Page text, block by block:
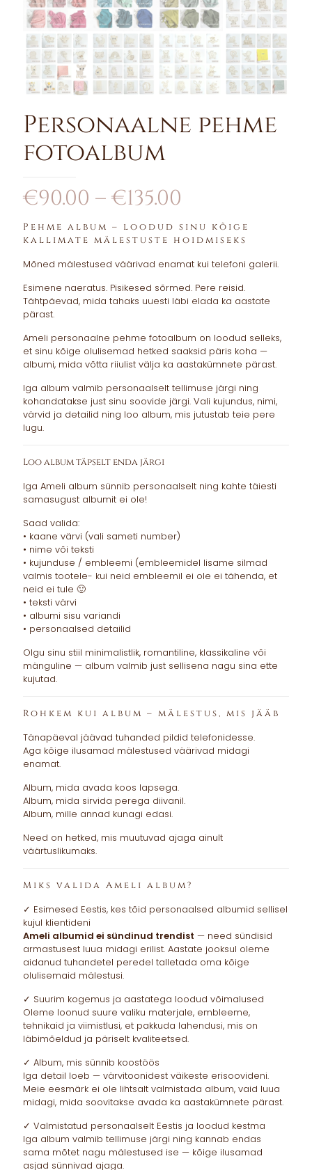
Personaalne pehme
fotoalbum
€90.00 – €135.00
range:
€90.00
through
€135.00
Pehme album – loodud sinu kõige
kallimate mälestuste hoidmiseks
Mõned mälestused väärivad enamat kui telefoni galerii.
Esimene naeratus. Pisikesed sõrmed. Pere reisid.
Tähtpäevad, mida tahaks uuesti läbi elada ka aastate
pärast.
Ameli personaalne pehme fotoalbum on loodud selleks,
et sinu kõige olulisemad hetked saaksid päris koha —
albumi, mida võtta riiulist välja ka aastakümnete pärast.
Iga album valmib personaalselt tellimuse järgi ning
kohandatakse just sinu soovide järgi. Vali kujundus, nimi,
värvid ja detailid ning loo album, mis jutustab teie pere
lugu.
Loo album täpselt enda järgi
Iga Ameli album sünnib personaalselt ning kahte täiesti
samasugust albumit ei ole!
Saad valida:
• kaane värvi (vali sameti number)
• nime või teksti
• kujunduse / embleemi (embleemidel lisame silmad
valmis tootele- kui neid embleemil ei ole ei tähenda, et
neid ei tule 🙂
• teksti värvi
• albumi sisu variandi
• personaalsed detailid
Olgu sinu stiil minimalistlik, romantiline, klassikaline või
mänguline — album valmib just sellisena nagu sina ette
kujutad.
Rohkem kui album – mälestus, mis jääb
Tänapäeval jäävad tuhanded pildid telefonidesse.
Aga kõige ilusamad mälestused väärivad midagi
enamat.
Album, mida avada koos lapsega.
Album, mida sirvida perega diivanil.
Album, mille annad kunagi edasi.
Need on hetked, mis muutuvad ajaga ainult
väärtuslikumaks.
Miks valida Ameli album?
✓ Esimesed Eestis, kes tõid personaalsed albumid sellisel
kujul klientideni
Ameli albumid ei sündinud trendist — need sündisid
armastusest luua midagi erilist. Aastate jooksul oleme
aidanud tuhandetel peredel talletada oma kõige
olulisemaid mälestusi.
✓ Suurim kogemus ja aastatega loodud võimalused
Oleme loonud suure valiku materjale, embleeme,
tehnikaid ja viimistlusi, et pakkuda lahendusi, mis on
läbimõeldud ja päriselt kvaliteetsed.
✓ Album, mis sünnib koostöös
Iga detail loeb — värvitoonidest väikeste erisoovideni.
Meie eesmärk ei ole lihtsalt valmistada album, vaid luua
midagi, mida soovitakse avada ka aastakümnete pärast.
✓ Valmistatud personaalselt Eestis ja loodud kestma
Iga album valmib tellimuse järgi ning kannab endas
sama mõtet nagu mälestused ise — kõige ilusamad
asjad sünnivad ajaga.